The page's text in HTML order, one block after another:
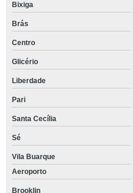
Bixiga
Brás
Centro
Glicério
Liberdade
Pari
Santa Cecília
Sé
Vila Buarque
Aeroporto
Brooklin